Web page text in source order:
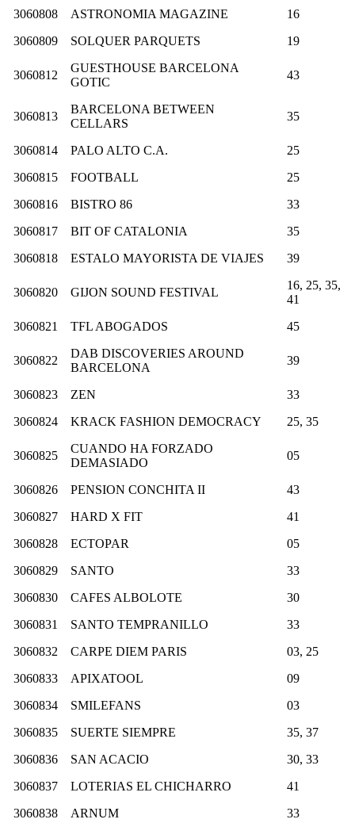
3060808
ASTRONOMIA MAGAZINE
16
3060809
SOLQUER PARQUETS 19
3060812
GUESTHOUSE BARCELONA
GOTIC
43
3060813
BARCELONA BETWEEN
CELLARS
35
3060814 PALO ALTO C.A.
25
3060815
FOOTBALL
25
3060816
BISTRO 86
33
3060817
BIT OF CATALONIA
35
3060818
ESTALO MAYORISTA DE VIAJES 39
3060820 GIJON SOUND FESTIVAL
16, 25, 35,
41
3060821
TFL ABOGADOS 45
3060822
DAB DISCOVERIES AROUND
BARCELONA
39
3060823 ZEN
33
3060824
KRACK FASHION DEMOCRACY 25, 35
3060825
CUANDO HA FORZADO
DEMASIADO
05
3060826 PENSION CONCHITA II
43
3060827
HARD X FIT
41
3060828
ECTOPAR
05
3060829
SANTO
33
3060830
CAFES ALBOLOTE
30
3060831
SANTO TEMPRANILLO
33
3060832
CARPE DIEM PARIS
03, 25
3060833
APIXATOOL
09
3060834
SMILEFANS
03
3060835
SUERTE SIEMPRE
35, 37
3060836
SAN ACACIO
30, 33
3060837
LOTERIAS EL CHICHARRO
41
3060838
ARNUM 33